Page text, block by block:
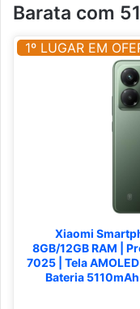
Barata com
1º LUGAR EM
Xiaomi
8GB/12GB RAM |
7025 | Tela
Bateria